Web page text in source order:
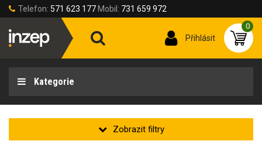
Telefon: 571 623 177 Mobil: 731 659 972
Přihlásit
0
Kategorie